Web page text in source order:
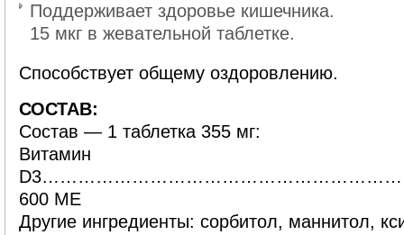
Поддерживает здоровье кишечника.
15 мкг в жевательной таблетке.
Способствует общему оздоровлению.
СОСТАВ:
Состав — 1 таблетка 355 мг:
Витамин
600 МЕ
Другие ингредиенты: сорбитол, маннитол,